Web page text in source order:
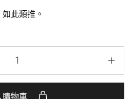
如此類推。